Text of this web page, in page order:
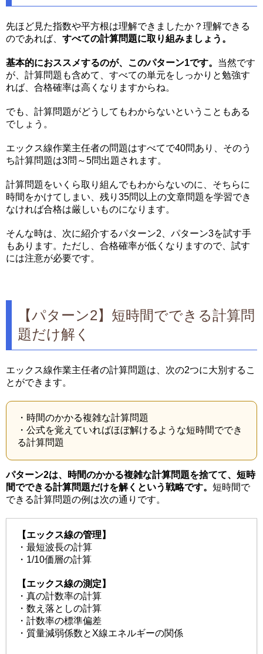
先ほど見た指数や平方根は理解できましたか？理解できる
のであれば、 すべての計算問題に取り組みましょう。
基本的におススメするのが、このパターン1です。 当然です
が、計算問題も含めて、すべての単元をしっかりと勉強す
れば、合格確率は高くなりますからね。
でも、計算問題がどうしてもわからないということもある
でしょう。
エックス線作業主任者の問題はすべてで40問あり、そのう
ち計算問題は3問～5問出題されます。
計算問題をいくら取り組んでもわからないのに、そちらに
時間をかけてしまい、残り35問以上の文章問題を学習でき
なければ合格は厳しいものになります。
そんな時は、次に紹介するパターン2、パターン3を試す手
もあります。ただし、合格確率が低くなりますので、試す
には注意が必要です。
【パターン2】短時間でできる計算問
題だけ解く
エックス線作業主任者の計算問題は、次の2つに大別するこ
とができます。
・時間のかかる複雑な計算問題
・公式を覚えていればほぼ解けるような短時間ででき
る計算問題
パターン2は、時間のかかる複雑な計算問題を捨てて、短時
間でできる計算問題だけを解くという戦略です。 短時間で
できる計算問題の例は次の通りです。
【エックス線の管理】
・最短波長の計算
・1/10価層の計算
【エックス線の測定】
・真の計数率の計算
・数え落としの計算
・計数率の標準偏差
・質量減弱係数とX線エネルギーの関係